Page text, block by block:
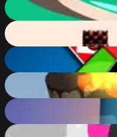
65
Angry Flappy Wings
52
4 Colors Multiplayer
82
Spooky Helix Ball
83
Helix Up
71
Ball Helix 2